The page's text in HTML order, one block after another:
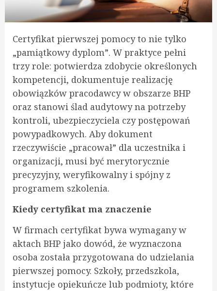
Certyfikat pierwszej pomocy to nie tylko
„pamiątkowy dyplom”. W praktyce pełni
trzy role: potwierdza zdobycie określonych
kompetencji, dokumentuje realizację
obowiązków pracodawcy w obszarze BHP
oraz stanowi ślad audytowy na potrzeby
kontroli, ubezpieczyciela czy postępowań
powypadkowych. Aby dokument
rzeczywiście „pracował” dla uczestnika i
organizacji, musi być merytorycznie
precyzyjny, weryfikowalny i spójny z
programem szkolenia.
Kiedy certyfikat ma znaczenie
W firmach certyfikat bywa wymagany w
aktach BHP jako dowód, że wyznaczona
osoba została przygotowana do udzielania
pierwszej pomocy. Szkoły, przedszkola,
instytucje opiekuńcze lub podmioty, które